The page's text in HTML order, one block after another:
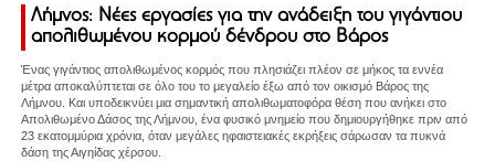
Λήμνος: Νέες εργασίες για την ανάδειξη του γιγάντιου
απολιθωμένου κορμού δένδρου στο Βάρος
Ένας γιγάντιος απολιθωμένος κορμός που πλησιάζει πλέον σε μήκος τα εννέα
μέτρα αποκαλύπτεται σε όλο του το μεγαλείο έξω από τον οικισμό Βάρος της
Λήμνου. Και υποδεικνύει μια σημαντική απολιθωματοφόρα θέση που ανήκει στο
Απολιθωμένο Δάσος της Λήμνου, ένα φυσικό μνημείο που δημιουργήθηκε πριν από
23 εκατομμύρια χρόνια, όταν μεγάλες ηφαιστειακές εκρήξεις σάρωσαν τα πυκνά
δάση της Αιγηίδας χέρσου.